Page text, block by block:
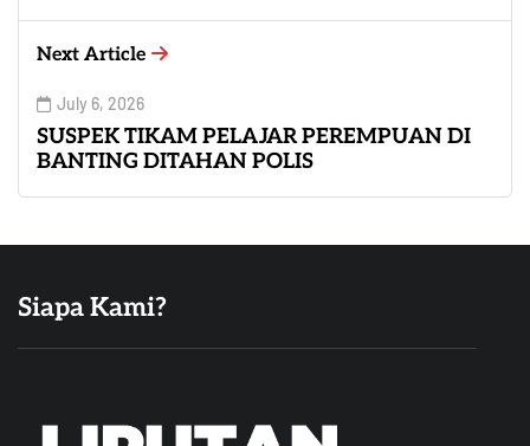
Next Article
July 6, 2026
SUSPEK TIKAM PELAJAR PEREMPUAN DI
BANTING DITAHAN POLIS
Siapa Kami?